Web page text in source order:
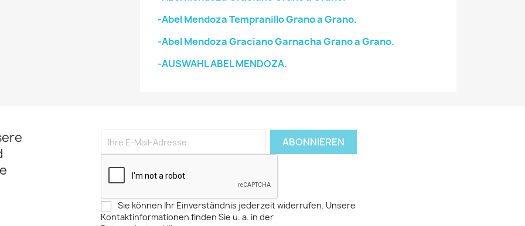
-Abel Mendoza Tempranillo Grano a Grano.
-Abel Mendoza Graciano Garnacha Grano a Grano.
-AUSWAHL ABEL MENDOZA.
Sie können Ihr Einverständnis jederzeit widerrufen. Unsere
Kontaktinformationen finden Sie u. a. in der